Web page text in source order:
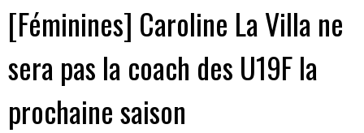
[Féminines] Caroline La Villa ne
sera pas la coach des U19F la
prochaine saison